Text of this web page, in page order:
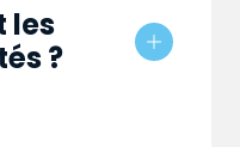
les
?